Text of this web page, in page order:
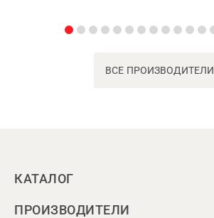
ВСЕ ПРОИЗВОДИТЕЛИ
КАТАЛОГ
ПРОИЗВОДИТЕЛИ